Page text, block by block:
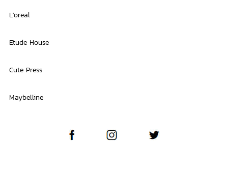
L'oreal
Etude House
Cute Press
Maybelline